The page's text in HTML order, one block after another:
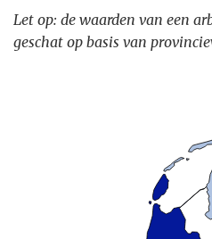
Let op: de waarden van een
geschat op basis van